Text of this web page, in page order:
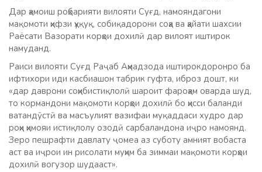
Дар ҳамоиш роҳбарияти вилояти Суғд, намояндагони
мақомоти ҳифзи ҳуқуқ, собиқадорони соҳа ва ҳайати шахсии
Раёсати Вазорати корҳои дохилӣ дар вилоят иштирок
намуданд.
Раиси вилояти Суғд Раҷаб Аҳмадзода иштирокдоронро ба
ифтихори иди касбиашон табрик гуфта, иброз дошт, ки
«дар даврони соҳибистиқлолӣ шароит фароҳам оварда шуд,
то кормандони мақомоти корҳои дохилӣ бо ҳисси баланди
ватандӯстӣ ва масъулият вазифаи муқаддаси худро дар
роҳи ҳимояи истиқлолу озодӣ сарбаландона иҷро намоянд.
Зеро пешрафти давлату ҷомеа аз суботу амният вобаста
аст ва иҷрои ин рисолати муҳим ба зиммаи мақомоти корҳои
дохилӣ вогузор шудааст».